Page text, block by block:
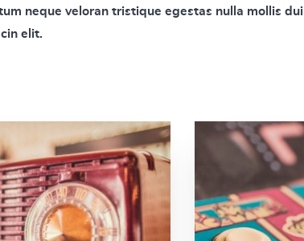
neque veloran tristique egestas nulla mollis
elit.